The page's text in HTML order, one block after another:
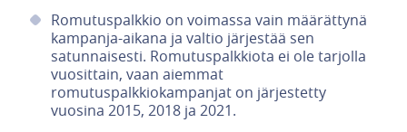
Romutuspalkkio on voimassa vain määrättynä
kampanja-aikana ja valtio järjestää sen
satunnaisesti. Romutuspalkkiota ei ole tarjolla
vuosittain, vaan aiemmat
romutuspalkkiokampanjat on järjestetty
vuosina 2015, 2018 ja 2021.